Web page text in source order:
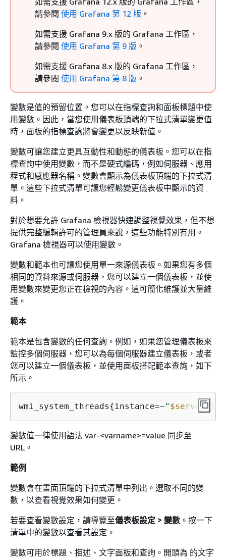
請參閱 使用 Grafana 第 12 版 。
如需支援 Grafana 9.x 版的 Grafana 工作區，
請參閱 使用 Grafana 第 9 版 。
如需支援 Grafana 8.x 版的 Grafana 工作區，
請參閱 使用 Grafana 第 8 版 。
變數是值的預留位置。您可以在指標查詢和面板標題中使
用變數。因此，當您使用儀表板頂端的下拉式清單變更值
時，面板的指標查詢將會變更以反映新值。
變數可讓您建立更具互動性和動態的儀表板。您可以在指
標查詢中使用變數，而不是硬式編碼，例如伺服器、應用
程式和感應器名稱。變數會顯示為儀表板頂端的下拉式清
單。這些下拉式清單可讓您輕鬆變更儀表板中顯示的資
料。
對於想要允許 Grafana 檢視器快速調整視覺效果，但不想
提供完整編輯許可的管理員來說，這些功能特別有用。
Grafana 檢視器可以使用變數。
變數和範本也可讓您使用單一來源儀表板。如果您有多個
相同的資料來源或伺服器，您可以建立一個儀表板，並使
用變數來變更您正在檢視的內容。這可簡化維護並大量維
護。
範本
範本是包含變數的任何查詢。例如，如果您管理儀表板來
監控多個伺服器，您可以為每個伺服器建立儀表板，或者
您可以建立一個儀表板，並使用面板搭配範本查詢，如下
所示。
wmi_system_threads{instance=~" $server"
變數值一律使用語法 var-<varname>=value 同步至
URL。
範例
變數會在畫面頂端的下拉式清單中列出。選取不同的變
數，以查看視覺效果如何變更。
若要查看變數設定，請導覽至儀表板設定 > 變數 。按一下
清單中的變數以查看其設定。
變數可用於標題、描述、文字面板和查詢。開頭為 的文字